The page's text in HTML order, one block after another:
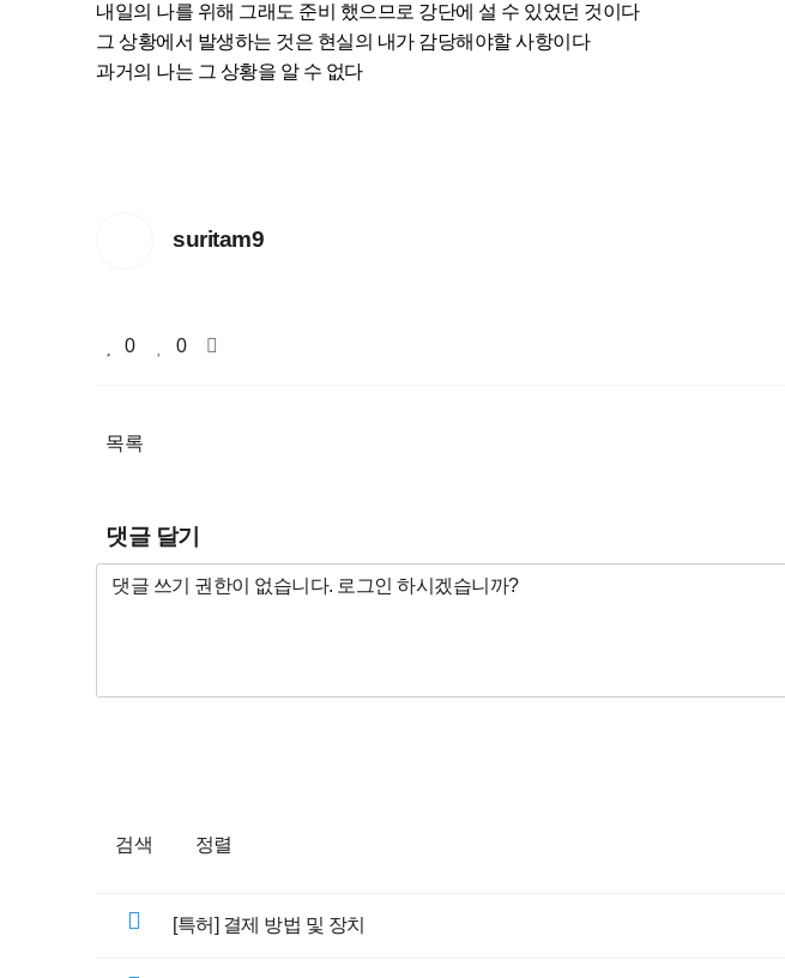
내일의 나를 위해 그래도 준비 했으므로 강단에 설 수 있었던 것이다
그 상황에서 발생하는 것은 현실의 내가 감당해야할 사항이다
과거의 나는 그 상황을 알 수 없다
suritam9
0 0
목록
댓글 달기
검색 정렬
[특허] 결제 방법 및 장치